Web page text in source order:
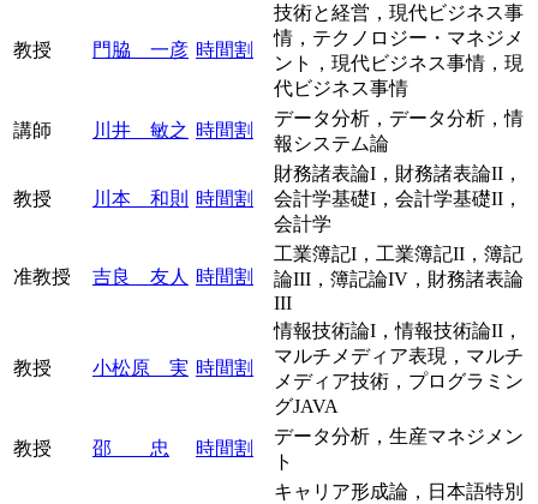
教授 門脇 一彦 時間割
技術と経営，現代ビジネス事
情，テクノロジー・マネジメ
ント，現代ビジネス事情，現
代ビジネス事情
講師 川井 敏之 時間割
データ分析，データ分析，情
報システム論
教授 川本 和則 時間割
財務諸表論I，財務諸表論II，
会計学基礎I，会計学基礎II，
会計学
准教授 吉良 友人 時間割
工業簿記I，工業簿記II，簿記
論III，簿記論IV，財務諸表論
III
教授 小松原 実 時間割
情報技術論I，情報技術論II，
マルチメディア表現，マルチ
メディア技術，プログラミン
グJAVA
教授 邵 忠 時間割
データ分析，生産マネジメン
ト
キャリア形成論，日本語特別